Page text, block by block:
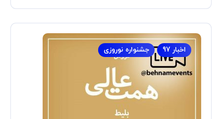
اخبار 97 جشنواره نوروزی